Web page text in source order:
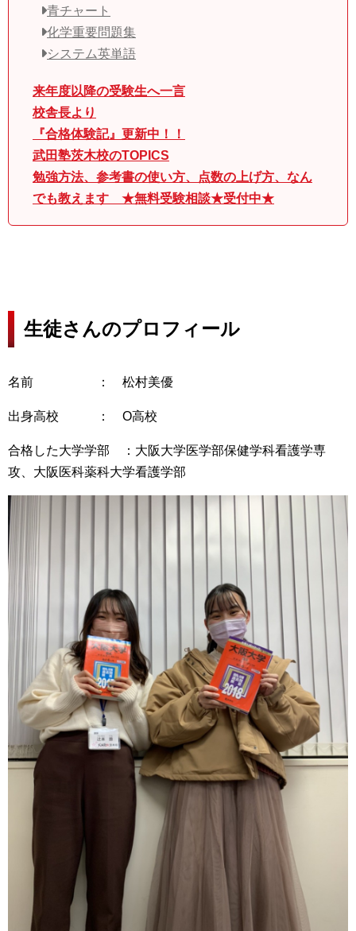
青チャート
化学重要問題集
システム英単語
来年度以降の受験生へ一言
校舎長より
『合格体験記』更新中！！
武田塾茨木校のTOPICS
勉強方法、参考書の使い方、点数の上げ方、なん
でも教えます ★無料受験相談★受付中★
生徒さんのプロフィール
名前 ： 松村美優
出身高校 ： O高校
合格した大学学部 ：大阪大学医学部保健学科看護学専
攻、大阪医科薬科大学看護学部